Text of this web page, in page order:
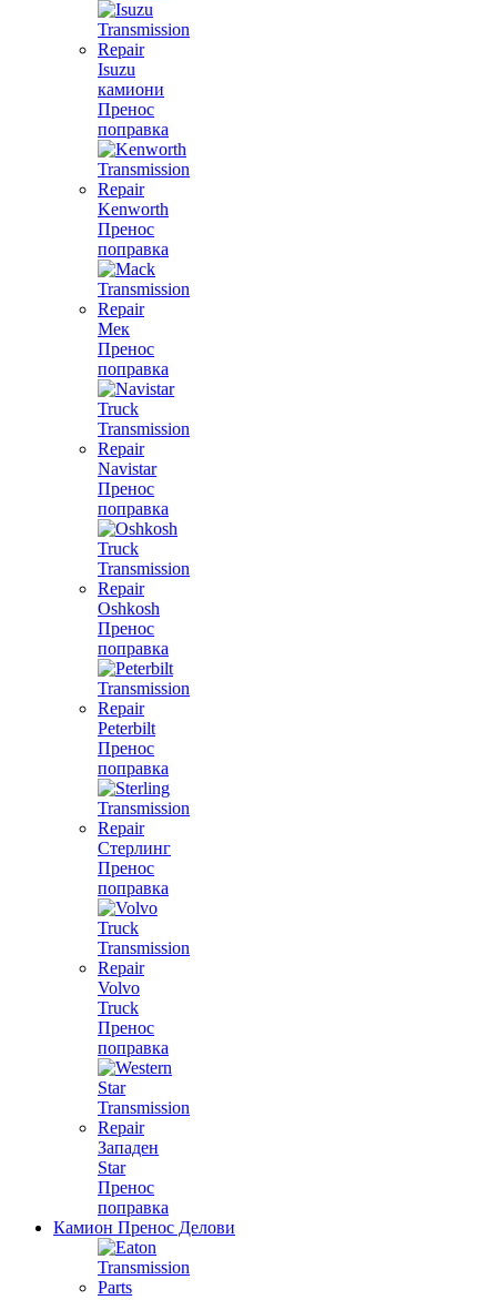
Isuzu
камиони
Пренос
поправка
Kenworth
Пренос
поправка
Мек
Пренос
поправка
Navistar
Пренос
поправка
Oshkosh
Пренос
поправка
Peterbilt
Пренос
поправка
Стерлинг
Пренос
поправка
Volvo
Truck
Пренос
поправка
Западен
Star
Пренос
поправка
Камион Пренос Делови